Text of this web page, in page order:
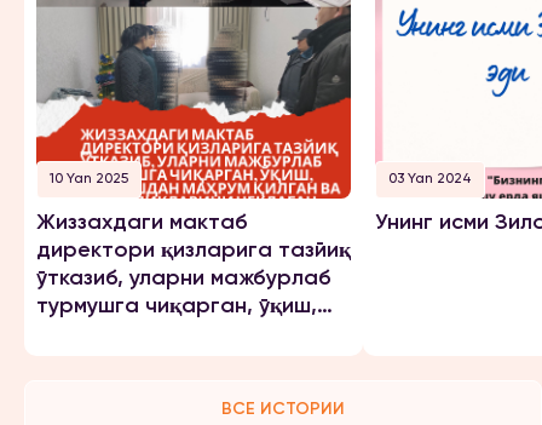
10 Yan 2025
Жиззахдаги мактаб
директори қизларига тазйиқ
ўтказиб, уларни мажбурлаб
турмушга чиқарган, ўқиш,
03 Yan 2024
Унинг исми
ВСЕ ИСТОРИИ